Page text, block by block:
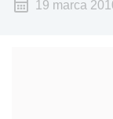
19 marca